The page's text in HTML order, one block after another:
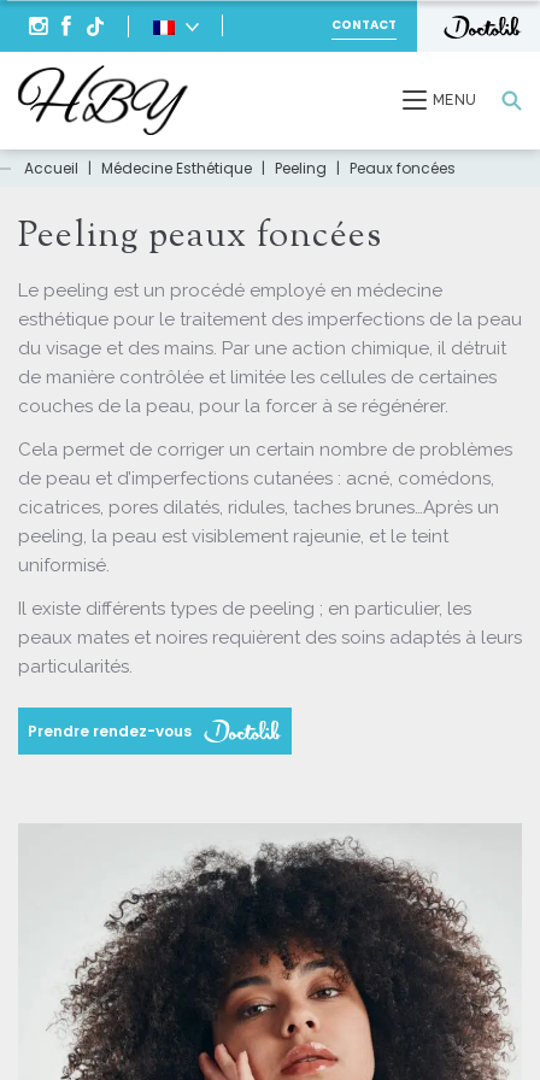
CONTACT
MENU
Recherche
Accueil | Médecine Esthétique | Peeling | Peaux foncées
Peeling peaux foncées
Le peeling est un procédé employé en médecine
esthétique pour le traitement des imperfections de la peau
du visage et des mains. Par une action chimique, il détruit
de manière contrôlée et limitée les cellules de certaines
couches de la peau, pour la forcer à se régénérer.
Cela permet de corriger un certain nombre de problèmes
de peau et d’imperfections cutanées : acné, comédons,
cicatrices, pores dilatés, ridules, taches brunes…Après un
peeling, la peau est visiblement rajeunie, et le teint
uniformisé.
Il existe différents types de peeling ; en particulier, les
peaux mates et noires requièrent des soins adaptés à leurs
particularités.
Prendre rendez-vous